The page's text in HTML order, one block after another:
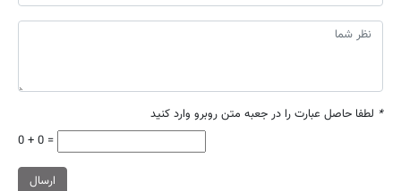
* لطفا حاصل عبارت را در جعبه متن روبرو وارد کنید
0 + 0 =
ارسال